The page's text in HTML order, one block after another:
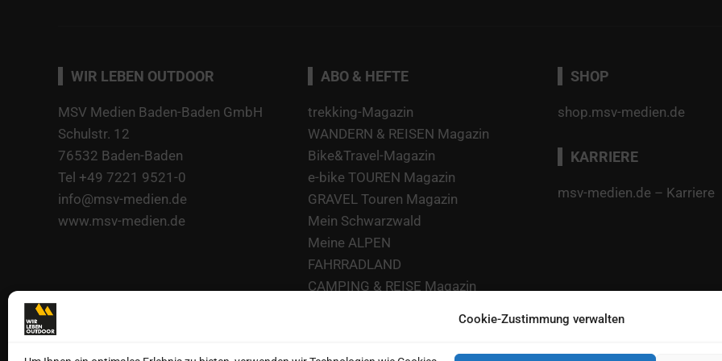
Cookie-Zustimmung verwalten
WIR LEBEN OUTDOOR
MSV Medien Baden-Baden GmbH
Schulstr. 12
76532 Baden-Baden
Tel +49 7221 9521-0
info@msv-medien.de
www.msv-medien.de
ABO & HEFTE
trekking-Magazin
WANDERN & REISEN Magazin
Bike&Travel-Magazin
e-bike TOUREN Magazin
GRAVEL Touren Magazin
Mein Schwarzwald
Meine ALPEN
FAHRRADLAND
CAMPING & REISE Magazin
SHOP
shop.msv-medien.de
KARRIERE
msv-medien.de – Karriere